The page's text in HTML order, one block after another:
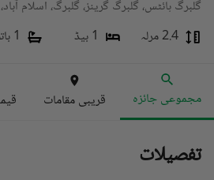
گلبرگ ہائٹس، گلبرگ گرینز، گلبرگ، اسلام
2.4 مرلہ
1 بیڈ 1 باتھ
مجموعی جائزہ قریبی مقامات
تفصیلات